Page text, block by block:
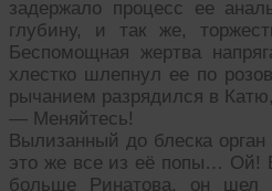
задержало процесс ее
глубину, и так же,
Беспомощная жертва
хлестко шлепнул ее по
рычанием разрядился в
— Меняйтесь!
Вылизанный до блеска
это же все из её попы… Ой!
больше Ринатова, он шел